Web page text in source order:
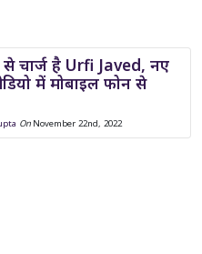
से चार्ज है Urfi Javed, नए
में मोबाइल फोन से
On November 22nd, 2022